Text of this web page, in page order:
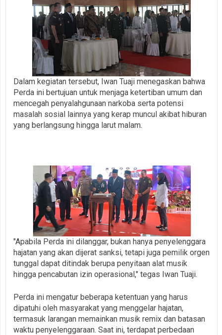
Dalam kegiatan tersebut, Iwan Tuaji menegaskan bahwa
Perda ini bertujuan untuk menjaga ketertiban umum dan
mencegah penyalahgunaan narkoba serta potensi
masalah sosial lainnya yang kerap muncul akibat hiburan
yang berlangsung hingga larut malam.
"Apabila Perda ini dilanggar, bukan hanya penyelenggara
hajatan yang akan dijerat sanksi, tetapi juga pemilik orgen
tunggal dapat ditindak berupa penyitaan alat musik
hingga pencabutan izin operasional," tegas Iwan Tuaji.
Perda ini mengatur beberapa ketentuan yang harus
dipatuhi oleh masyarakat yang menggelar hajatan,
termasuk larangan memainkan musik remix dan batasan
waktu penyelenggaraan. Saat ini, terdapat perbedaan